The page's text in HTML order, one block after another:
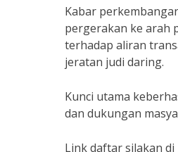
Kabar
pergerakan ke arah
terhadap aliran
jeratan judi daring.
Kunci utama
dan dukungan
Link daftar silakan di